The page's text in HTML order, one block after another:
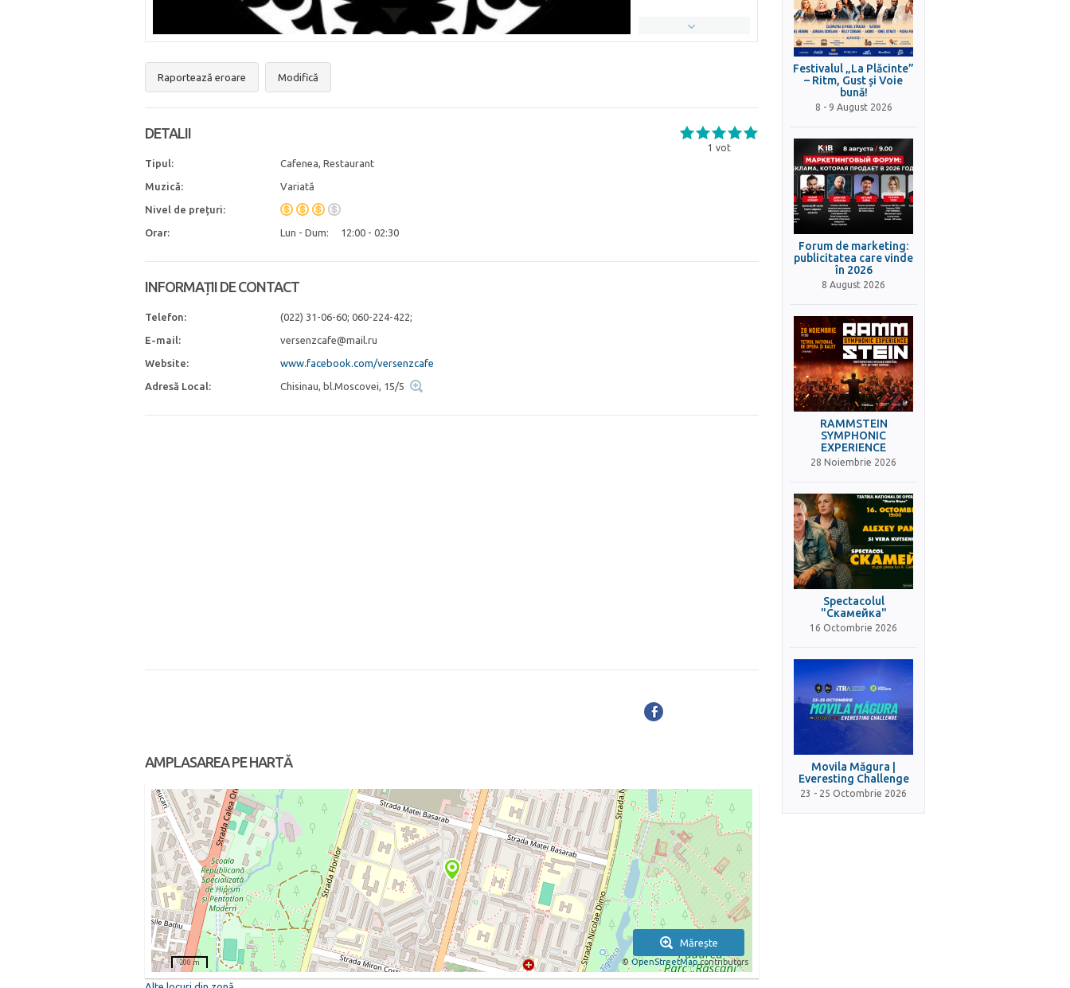
Raportează eroare Modifică
1 vot
DETALII
Tipul: Cafenea, Restaurant
Muzică: Variată
Nivel de prețuri:
Orar: Lun - Dum: 12:00 - 02:30
INFORMAȚII DE CONTACT
Telefon: (022) 31-06-60; 060-224-422;
E-mail: versenzcafe@mail.ru
Website: www.facebook.com/versenzcafe
Adresă Local: Chisinau, bl.Moscovei, 15/5
AMPLASAREA PE HARTĂ
Mărește
©OpenStreetMap contributors
200 m
Festivalul „La Plăcinte”
– Ritm, Gust și Voie
bună!
8 - 9 August 2026
Forum de marketing:
publicitatea care vinde
în 2026
8 August 2026
RAMMSTEIN
SYMPHONIC
EXPERIENCE
28 Noiembrie 2026
Spectacolul
"Скамейка"
16 Octombrie 2026
Movila Măgura |
Everesting Challenge
23 - 25 Octombrie 2026